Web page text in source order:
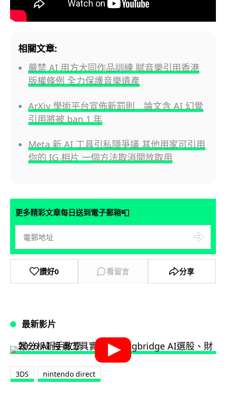
相關文章:
嚴禁 AI 用方大同作品訓練 賦音樂引用香港
版權條例 全力保護音樂遺產
ArXiv 學術平台宣佈新罰則 論文含 AI 幻覺
引用將被 ban 1 年
Meta 新 AI 工具引私隱爭議 其他用家可引用
你的 IG 相片 一個方法取消開放取用
更多精彩文章每日送到電子郵箱📮
讚好0 看留言 分享
最新影片
3DS nintendo direct